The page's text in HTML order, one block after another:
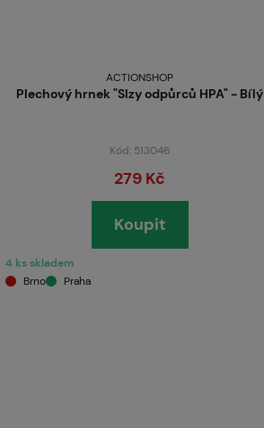
ACTIONSHOP
Plechový hrnek "Slzy odpůrců HPA" - Bílý
Kód: 513046
279 Kč
Koupit
4 ks skladem
Brno
Praha